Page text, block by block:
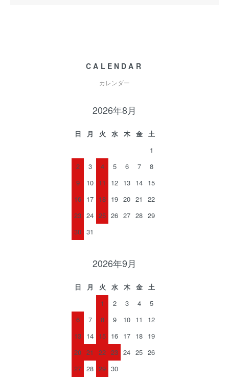
CALENDAR
カレンダー
2026年8月
日 月 火 水 木 金
土
1
2
3 4 5 6 7
8
9
10 11 12 13 14 15
16 17 18 19 20 21
22
23 24 25 26 27 28 29
30 31
2026年9月
日 月 火 水 木 金
土
1
2 3 4
5
6
7 8 9 10 11
12
13 14 15 16 17 18 19
20 21 22 23 24 25 26
27 28 29 30